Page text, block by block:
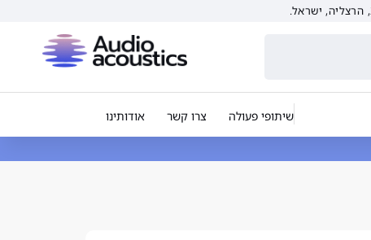
שיתופי פעולה צרו קשר אודותינו